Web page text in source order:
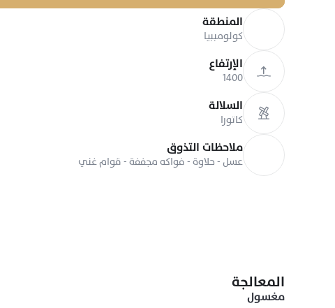
المنطقة
كولومببيا
الإرتفاع
1400
السلالة
كاتورا
ملاحظات التذوق
عسل - حلاوة - فواكه مجففة - قوام غني
المعالجة
مغسول